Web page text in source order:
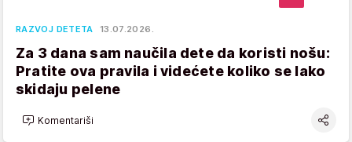
RAZVOJ DETETA 13.07.2026.
Za 3 dana sam naučila dete da koristi nošu:
Pratite ova pravila i videćete koliko se lako
skidaju pelene
Komentariši